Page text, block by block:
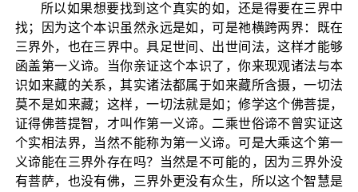
所以如果想要找到这个真实的如，还是得要在三界中
找；因为这个本识虽然永远是如，可是祂横跨两界：既在
三界外，也在三界中。具足世间、出世间法，这样才能够
函盖第一义谛。当你亲证这个本识了，你来现观诸法与本
识如来藏的关系，其实诸法都属于如来藏所含摄，一切法
莫不是如来藏；这样，一切法就是如；修学这个佛菩提，
证得佛菩提智，才叫作第一义谛。二乘世俗谛不曾实证这
个实相法界，当然不能称为第一义谛。可是大乘这个第一
义谛能在三界外存在吗？当然是不可能的，因为三界外没
有菩萨，也没有佛，三界外更没有众生，所以这个智慧是